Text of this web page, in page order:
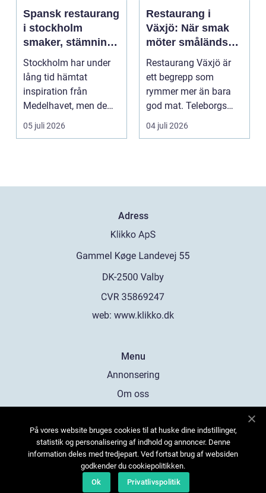
Spansk restaurang
i stockholm
smaker, stämning
och smarta val
Stockholm har under
lång tid hämtat
inspiration från
Medelhavet, men de
senaste åren har
spanska res...
05 juli 2026
Restaurang i
Växjö: När smak
möter småländsk
sjöutsikt
Restaurang Växjö är
ett begrepp som
rymmer mer än bara
god mat. Teleborgs
slott ...
04 juli 2026
Adress
web: www.klikko.dk
Menu
Annonsering
Om oss
Kontakta oss
Sitemap
På vores website bruges cookies til at huske dine indstillinger,
statistik og personalisering af indhold og annoncer. Denne
information deles med tredjepart. Ved fortsat brug af websiden
godkender du cookiepolitikken.
Ok
Privatlivspolitik